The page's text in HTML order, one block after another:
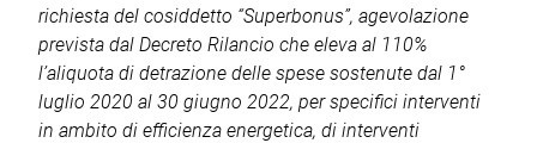
richiesta del cosiddetto “Superbonus”, agevolazione
prevista dal Decreto Rilancio che eleva al 110%
l’aliquota di detrazione delle spese sostenute dal 1°
luglio 2020 al 30 giugno 2022, per specifici interventi
in ambito di efficienza energetica, di interventi